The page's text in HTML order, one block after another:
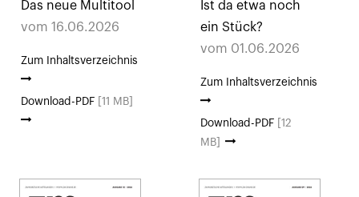
Das neue Multitool
vom 16.06.2026
Zum Inhaltsverzeichnis
Download-PDF [11 MB]
Ist da etwa noch
ein Stück?
vom 01.06.2026
Zum Inhaltsverzeichnis
Download-PDF
[12
MB]